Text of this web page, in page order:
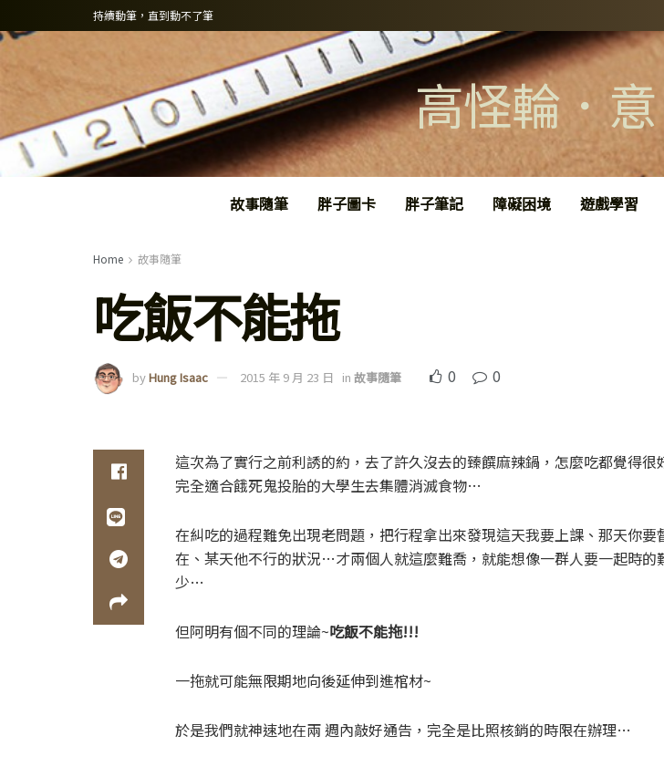
持續動筆，直到動不了筆
高怪輪．
故事隨筆 胖子圖卡 胖子筆記 障礙困境 遊戲學習
Home 故事隨筆
吃飯不能拖
byHung Isaac 2015 年 9 月 23 日 in 故事隨筆 0 0
這次為了實行之前利誘的約，去了許久沒去的臻饌麻辣鍋，怎麼吃都覺得很
完全適合餓死鬼投胎的大學生去集體消滅食物…
在糾吃的過程難免出現老問題，把行程拿出來發現這天我要上課、那天你要
在、某天他不行的狀況…才兩個人就這麼難喬，就能想像一群人要一起時的
少…
但阿明有個不同的理論~吃飯不能拖!!!
一拖就可能無限期地向後延伸到進棺材~
於是我們就神速地在兩 週內敲好通告，完全是比照核銷的時限在辦理…